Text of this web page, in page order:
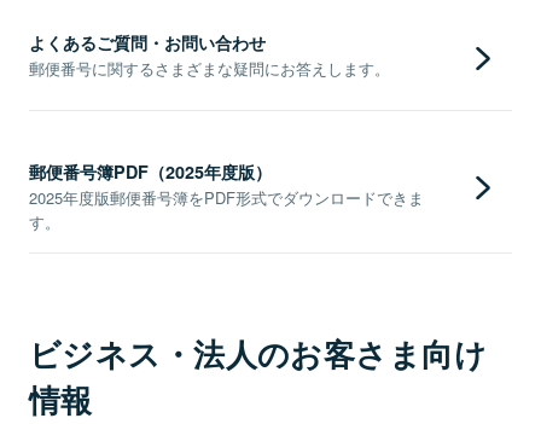
よくあるご質問・お問い合わせ
郵便番号に関するさまざまな疑問にお答えします。
郵便番号簿PDF（2025年度版）
2025年度版郵便番号簿をPDF形式でダウンロードできま
す。
ビジネス・法人のお客さま向け
情報